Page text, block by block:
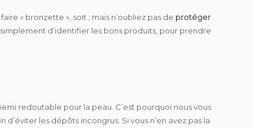
« bronzette », soit ; mais n’oubliez pas de protéger
simplement d’identifier les bons produits, pour prendre
redoutable pour la peau. C’est pourquoi nous vous
les dépôts incongrus. Si vous n’en avez pas la